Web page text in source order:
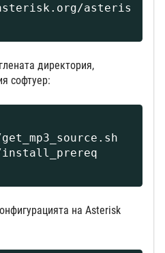
asteris
директория,
софтуер:
на Asterisk